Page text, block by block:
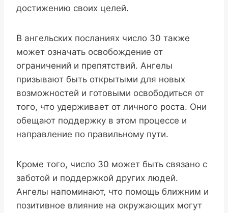
достижению своих целей.
В ангельских посланиях число 30 также
может означать освобождение от
ограничений и препятствий. Ангелы
призывают быть открытыми для новых
возможностей и готовыми освободиться от
того, что удерживает от личного роста. Они
обещают поддержку в этом процессе и
направление по правильному пути.
Кроме того, число 30 может быть связано с
заботой и поддержкой других людей.
Ангелы напоминают, что помощь ближним и
позитивное влияние на окружающих могут